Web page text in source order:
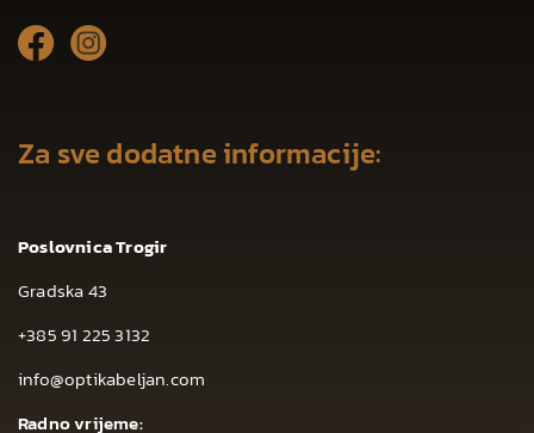
Za sve dodatne informacije:
Poslovnica Trogir
Gradska 43
+385 91 225 3132
info@optikabeljan.com
Radno vrijeme: